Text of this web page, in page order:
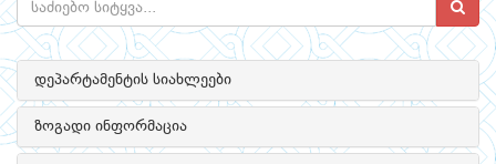
დეპარტამენტის სიახლეები
ზოგადი ინფორმაცია